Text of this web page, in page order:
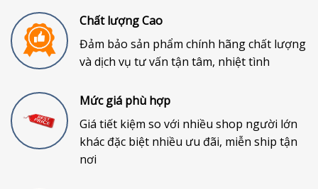
Chất lượng Cao
Đảm bảo sản phẩm chính hãng chất lượng
và dịch vụ tư vấn tận tâm, nhiệt tình
Mức giá phù hợp
Giá tiết kiệm so với nhiều shop người lớn
khác đặc biệt nhiều ưu đãi, miễn ship tận
nơi